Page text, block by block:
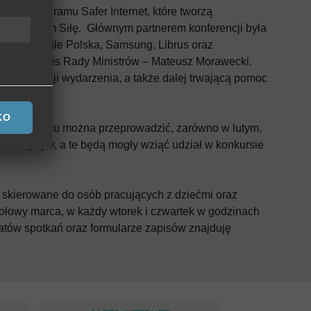
Programu Safer Internet, które tworzą
Siłę. Głównym partnerem konferencji była
Google Polska, Samsung, Librus oraz
Prezes Rady Ministrów – Mateusz Morawecki.
wydarzenia, a także dalej trwającą pomoc
w tym roku można przeprowadzić, zarówno w lutym,
inicjatyw, a te będą mogły wziąć udział w konkursie
skierowane do osób pracujących z dziećmi oraz
marca, w każdy wtorek i czwartek w godzinach
spotkań oraz formularze zapisów znajduję